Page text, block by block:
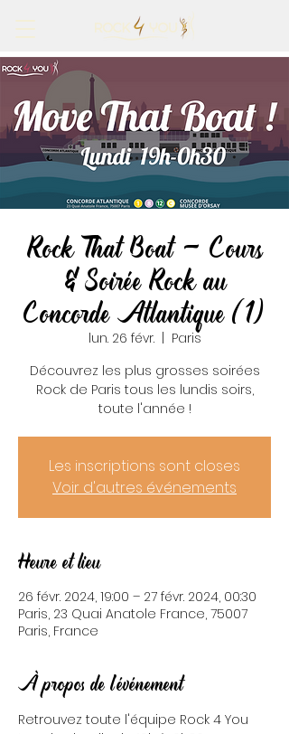
Rock That Boat - Cours
& Soirée Rock au
Concorde Atlantique (1)
lun. 26 févr.
  |
Paris
Découvrez les plus grosses soirées
Rock de Paris tous les lundis soirs,
toute l'année !
Les inscriptions sont closes
Voir d'autres événements
Heure et lieu
26 févr. 2024, 19:00 – 27 févr. 2024, 00:30
Paris, 23 Quai Anatole France, 75007
Paris, France
À propos de l'événement
Retrouvez toute l'équipe Rock 4 You